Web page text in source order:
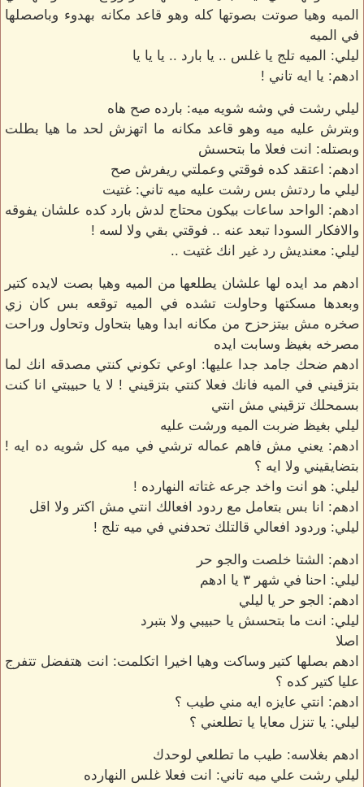
الميه وهيا صوتت بصوتها كله وهو قاعد مكانه بهدوء وباصصلها
في الميه
ليلي: الميه تلج يا غلس .. يا بارد .. يا يا يا
ادهم: يا ايه تاني !
ليلي رشت في وشه شويه ميه: بارده صح هاه
وبترش عليه ميه وهو قاعد مكانه ما اتهزش لحد ما هيا بطلت
وبصتله: انت فعلا ما بتحسش
ادهم: اعتقد كده فوقتي وعملتي ريفرش صح
ليلي ما ردتش بس رشت عليه ميه تاني: غتيت
ادهم: الواحد ساعات بيكون محتاج لدش بارد كده علشان يفوقه
والافكار السودا تبعد عنه .. فوقتي بقي ولا لسه !
ليلي: معنديش رد غير انك غتيت ..
ادهم مد ايده لها علشان يطلعها من الميه وهيا بصت لايده كتير
وبعدها مسكتها وحاولت تشده في الميه توقعه بس كان زي
صخره مش بيتزحزح من مكانه ابدا وهيا بتحاول وتحاول وراحت
مصرخه بغيظ وسابت ايده
ادهم ضحك جامد جدا عليها: اوعي تكوني كنتي مصدقه انك لما
بتزقيني في الميه فانك فعلا كنتي بتزقيني ! لا يا حبيبتي انا كنت
بسمحلك تزقيني مش انتي
ليلي بغيظ ضربت الميه ورشت عليه
ادهم: يعني مش فاهم عماله ترشي في ميه كل شويه ده ايه !
بتضايقيني ولا ايه ؟
ليلي: هو انت واخد جرعه غتاته النهارده !
ادهم: انا بس بتعامل مع ردود افعالك انتي مش اكتر ولا اقل
ليلي: وردود افعالي قالتلك تحدفني في ميه تلج !
ادهم: الشتا خلصت والجو حر
ليلي: احنا في شهر ٣ يا ادهم
ادهم: الجو حر يا ليلي
ليلي: انت ما بتحسش يا حبيبي ولا بتبرد
اصلا
ادهم بصلها كتير وساكت وهيا اخيرا اتكلمت: انت هتفضل تتفرج
عليا كتير كده ؟
ادهم: انتي عايزه ايه مني طيب ؟
ليلي: يا تنزل معايا يا تطلعني ؟
ادهم بغلاسه: طيب ما تطلعي لوحدك
ليلي رشت علي ميه تاني: انت فعلا غلس النهارده